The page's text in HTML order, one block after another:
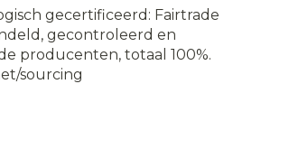
gecertificeerd: Fairtrade
gecontroleerd en
producenten, totaal 100%.
sourcing